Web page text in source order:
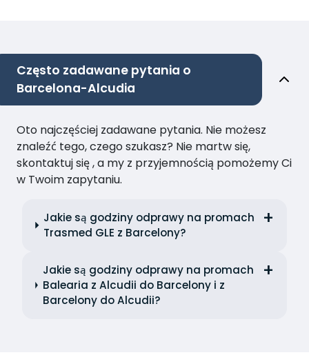
Często zadawane pytania o
Barcelona-Alcudia
Oto najczęściej zadawane pytania. Nie możesz
znaleźć tego, czego szukasz? Nie martw się,
skontaktuj się , a my z przyjemnością pomożemy Ci
w Twoim zapytaniu.
Jakie są godziny odprawy na promach
Trasmed GLE z Barcelony?
Jakie są godziny odprawy na promach
Balearia z Alcudii do Barcelony i z
Barcelony do Alcudii?